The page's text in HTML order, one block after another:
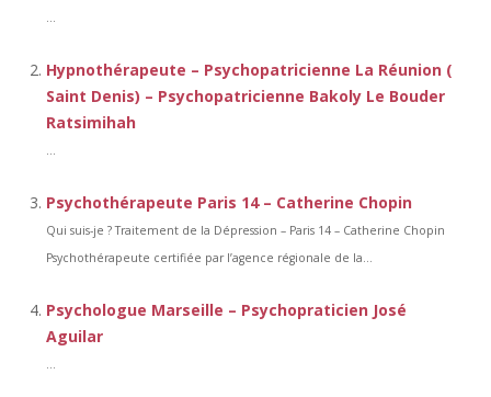
Hypnothérapeute – Psychopatricienne La Réunion (
Saint Denis) – Psychopatricienne Bakoly Le Bouder
Ratsimihah
Psychothérapeute Paris 14 – Catherine Chopin
Qui suis-je ? Traitement de la Dépression – Paris 14 – Catherine Chopin
Psychothérapeute certifiée par l’agence régionale de la...
Psychologue Marseille – Psychopraticien José
Aguilar